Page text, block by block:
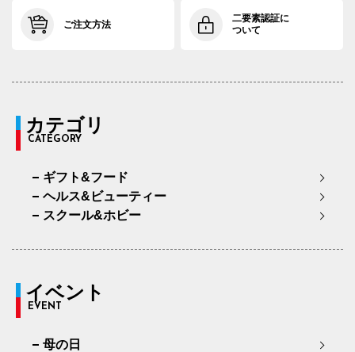
ご注文方法
二要素認証に
ついて
カテゴリ
CATEGORY
ギフト&フード
ヘルス&ビューティー
スクール&ホビー
イベント
EVENT
母の日